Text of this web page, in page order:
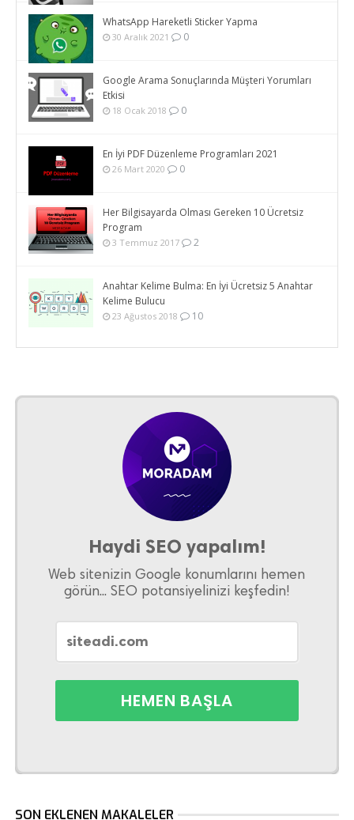
WhatsApp Hareketli Sticker Yapma
30 Aralık 2021 0
Google Arama Sonuçlarında Müşteri Yorumları
Etkisi
18 Ocak 2018 0
En İyi PDF Düzenleme Programları 2021
26 Mart 2020 0
Her Bilgisayarda Olması Gereken 10 Ücretsiz
Program
3 Temmuz 2017 2
Anahtar Kelime Bulma: En İyi Ücretsiz 5 Anahtar
Kelime Bulucu
23 Ağustos 2018 10
Haydi SEO yapalım!
Web sitenizin Google konumlarını hemen
görün... SEO potansiyelinizi keşfedin!
SON EKLENEN MAKALELER